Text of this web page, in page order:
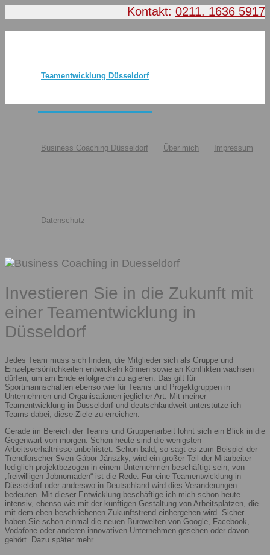
Kontakt: 0211. 1636 5917
Teamentwicklung Düsseldorf
Business Coaching Düsseldorf Über mich Impressum
Datenschutz
Investieren Sie in die Zukunft mit
einer Teamentwicklung in
Düsseldorf
Jedes Team muss sich finden, die Mitglieder sich als Gruppe und
Einzelpersönlichkeiten entwickeln können sowie an Konflikten wachsen
dürfen, um am Ende erfolgreich zu agieren. Das gilt für
Sportmannschaften ebenso wie für Teams und Projektgruppen in
Unternehmen und Organisationen jeglicher Art. Mit meiner
Teamentwicklung in Düsseldorf und deutschlandweit unterstütze ich
Teams dabei, diese Ziele zu erreichen.
Gerade im Bereich der Teams und Gruppenarbeit lohnt sich ein Blick in die
Gegenwart von morgen: Schon heute sind die wenigsten
Arbeitsverhältnisse unbefristet. Schon bald, so sagt es zum Beispiel der
Trendforscher Sven Gábor Jánszky, wird ein großer Teil der Mitarbeiter
lediglich projektbezogen in einem Unternehmen beschäftigt sein, von
„freiwilligen Jobnomaden“ ist die Rede. Für eine Teamentwicklung in
Düsseldorf oder anderswo in Deutschland wird dies Veränderungen
bedeuten. Mit dieser Entwicklung beschäftige ich mich schon heute
intensiv, ebenso wie mit der künftigen Gestaltung von Arbeitsplätzen, die
mit dem eben beschriebenen Zukunftstrend einhergehen wird. Sicher
haben Sie schon einmal die neuen Bürowelten von Google, Facebook,
Vodafone oder anderen innovativen Unternehmen gesehen oder davon
gehört. Dazu später mehr.